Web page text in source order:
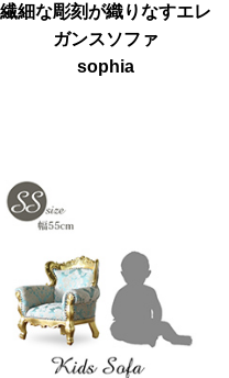
繊細な彫刻が織りなすエレ
ガンスソファ
sophia